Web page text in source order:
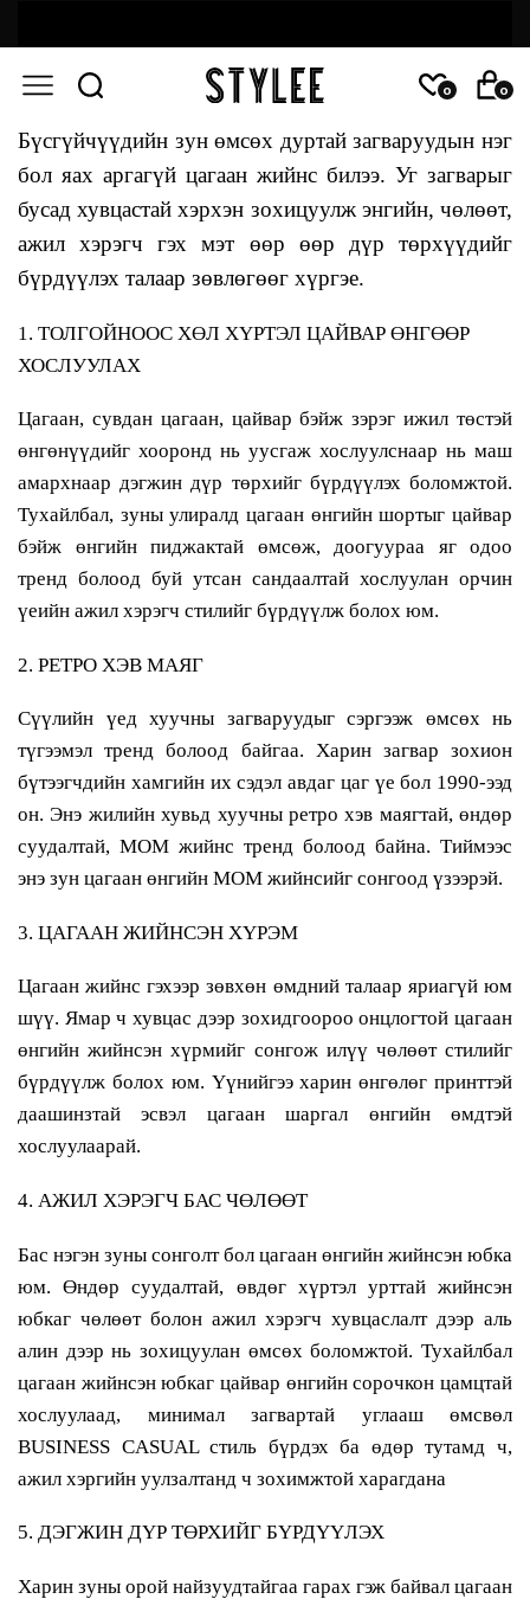
0 0
Бүсгүйчүүдийн зун өмсөх дуртай загваруудын нэг
бол яах аргагүй цагаан жийнс билээ. Уг загварыг
бусад хувцастай хэрхэн зохицуулж энгийн, чөлөөт,
ажил хэрэгч гэх мэт өөр өөр дүр төрхүүдийг
бүрдүүлэх талаар зөвлөгөөг хүргэе.
1. ТОЛГОЙНООС ХӨЛ ХҮРТЭЛ ЦАЙВАР ӨНГӨӨР
ХОСЛУУЛАХ
Цагаан, сувдан цагаан, цайвар бэйж зэрэг ижил төстэй
өнгөнүүдийг хооронд нь уусгаж хослуулснаар нь маш
амархнаар дэгжин дүр төрхийг бүрдүүлэх боломжтой.
Тухайлбал, зуны улиралд цагаан өнгийн шортыг цайвар
бэйж өнгийн пиджактай өмсөж, доогуураа яг одоо
тренд болоод буй утсан сандаалтай хослуулан орчин
үеийн ажил хэрэгч стилийг бүрдүүлж болох юм.
2. РЕТРО ХЭВ МАЯГ
Сүүлийн үед хуучны загваруудыг сэргээж өмсөх нь
түгээмэл тренд болоод байгаа. Харин загвар зохион
бүтээгчдийн хамгийн их сэдэл авдаг цаг үе бол 1990-ээд
он. Энэ жилийн хувьд хуучны ретро хэв маягтай, өндөр
суудалтай, МОМ жийнс тренд болоод байна. Тиймээс
энэ зун цагаан өнгийн МОМ жийнсийг сонгоод үзээрэй.
3. ЦАГААН ЖИЙНСЭН ХҮРЭМ
Цагаан жийнс гэхээр зөвхөн өмдний талаар яриагүй юм
шүү. Ямар ч хувцас дээр зохидгоороо онцлогтой цагаан
өнгийн жийнсэн хүрмийг сонгож илүү чөлөөт стилийг
бүрдүүлж болох юм. Үүнийгээ харин өнгөлөг принттэй
даашинзтай эсвэл цагаан шаргал өнгийн өмдтэй
хослуулаарай.
4. АЖИЛ ХЭРЭГЧ БАС ЧӨЛӨӨТ
Бас нэгэн зуны сонголт бол цагаан өнгийн жийнсэн юбка
юм. Өндөр суудалтай, өвдөг хүртэл урттай жийнсэн
юбкаг чөлөөт болон ажил хэрэгч хувцаслалт дээр аль
алин дээр нь зохицуулан өмсөх боломжтой. Тухайлбал
цагаан жийнсэн юбкаг цайвар өнгийн сорочкон цамцтай
хослуулаад, минимал загвартай углааш өмсвөл
BUSINESS CASUAL стиль бүрдэх ба өдөр тутамд ч,
ажил хэргийн уулзалтанд ч зохимжтой харагдана
5. ДЭГЖИН ДҮР ТӨРХИЙГ БҮРДҮҮЛЭХ
Харин зуны орой найзуудтайгаа гарах гэж байвал цагаан